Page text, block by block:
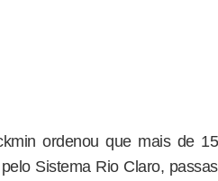
ordenou que mais de
Sistema Rio Claro,